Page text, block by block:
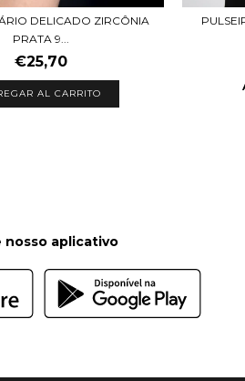
DELICADO ZIRCÔNIA
PRATA 9...
€25,70
AL CARRITO
nosso aplicativo